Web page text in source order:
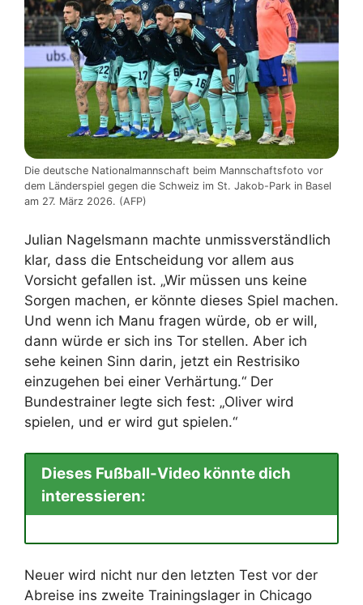
Die deutsche Nationalmannschaft beim Mannschaftsfoto vor
dem Länderspiel gegen die Schweiz im St. Jakob-Park in Basel
am 27. März 2026. (AFP)
Julian Nagelsmann machte unmissverständlich
klar, dass die Entscheidung vor allem aus
Vorsicht gefallen ist. „Wir müssen uns keine
Sorgen machen, er könnte dieses Spiel machen.
Und wenn ich Manu fragen würde, ob er will,
dann würde er sich ins Tor stellen. Aber ich
sehe keinen Sinn darin, jetzt ein Restrisiko
einzugehen bei einer Verhärtung.“ Der
Bundestrainer legte sich fest: „Oliver wird
spielen, und er wird gut spielen.“
Dieses Fußball-Video könnte dich
interessieren:
Neuer wird nicht nur den letzten Test vor der
Abreise ins zweite Trainingslager in Chicago